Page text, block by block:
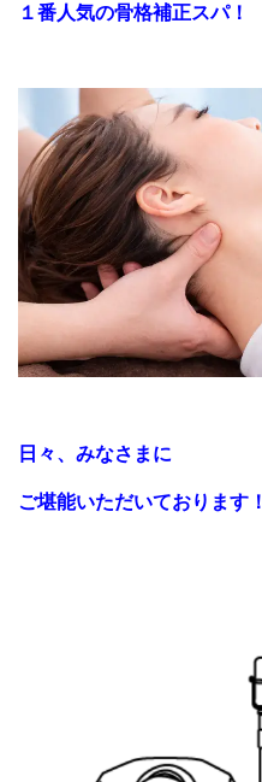
１番人気の骨格補正スパ！
日々、みなさまに
ご堪能いただいております！